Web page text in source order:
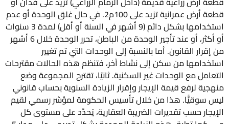
قطعة أرض عمرانية تزيد على 100م2. في حال غلق الوحدة أو عدم
استخدامها بشكل دائم (9 أشهر في السنة أو أقل) لمدة 3 سنوات
أو أكثر، أو عند تأجير الوحدة من الباطن، تحرر الوحدة خلال 6 أشهر
من إقرار القانون. أما بالنسبة إلى الوحدات التي تم تغيير
استخدامها من سكن إلى نشاط آخر، فتنظم هذه الحالات مقترحات
التعامل مع الوحدات غير السكنية. ثانيًا، تقترح المجموعة وضع
منهجية لرفع قيمة الإيجار وإقرار الزيادة السنوية بحساب قانوني
ليس سوقيًّا. هذا من خلال تأسيس الحكومة لمؤشر رسمي لقيم
الإيجار حسب تقديرات الضريبة العقارية، يُحدَّد على مستوى كل